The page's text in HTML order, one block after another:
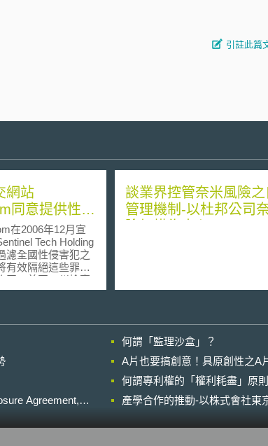
引註此篇
網站
同意提供性侵
2006年12月宣
Tech Holding
濾全國性侵害犯之
有效隔絕這些罪犯
歹。美國一州檢察
信，對於性侵害犯
資料。但
引用聯邦以及州相
，包括1986年的
Act），以
絕合作。 不
尋求相關規範指引
談業界控管奈米風險之
管理機制-以杜邦公司
何謂「監理沙盒」？
A片也要搞創意！具原創性之A
何謂專利權的「權利耗盡」原
Agreement,
產學合作的推動-以株式會社東